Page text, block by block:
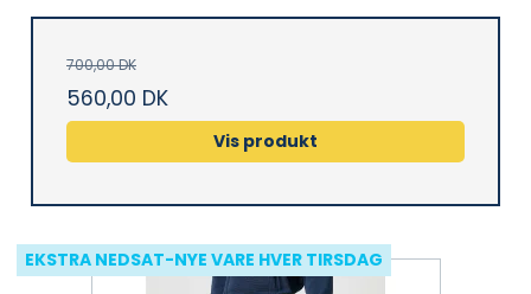
700,00 DK
560,00 DK
Vis produkt
EKSTRA NEDSAT-NYE VARE HVER TIRSDAG